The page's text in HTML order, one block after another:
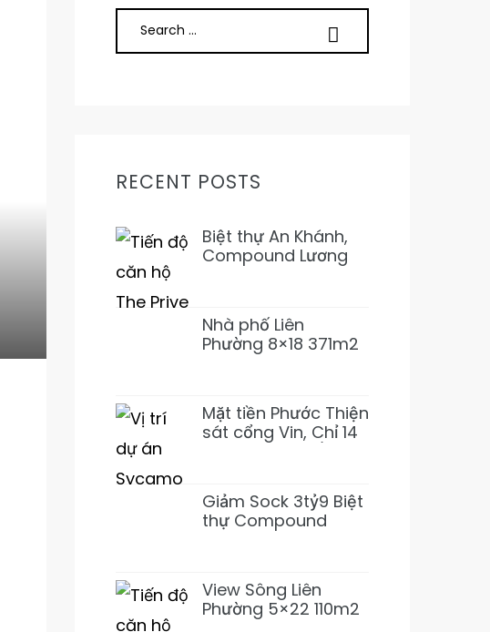
RECENT POSTS
Biệt thự An Khánh,
Compound Lương
4L 31T500 Đẹp ở
ngay
Nhà phố Liên
Phường 8×18 371m2
Full NT 18tỷ989
Mặt tiền Phước Thiện
sát cổng Vin, Chỉ 14
(Giảm 3 tỷ)
Giảm Sock 3tỷ9 Biệt
thự Compound
31tỷ500 (Thơm)
View Sông Liên
Phường 5×22 110m2